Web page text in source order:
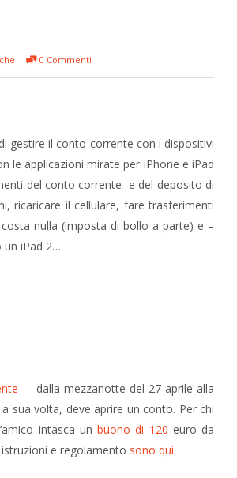
0 Commenti
gestire il conto corrente con i dispositivi
le applicazioni mirate per iPhone e iPad
del conto corrente e del deposito di
ricaricare il cellulare, fare trasferimenti
nulla (imposta di bollo a parte) e –
un iPad 2…
– dalla mezzanotte del 27 aprile alla
sua volta, deve aprire un conto. Per chi
intasca unbuono di 120 euro da
e regolamento sono qui.